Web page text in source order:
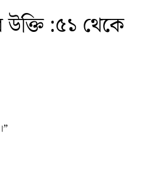
উক্তি :৫১ থেকে